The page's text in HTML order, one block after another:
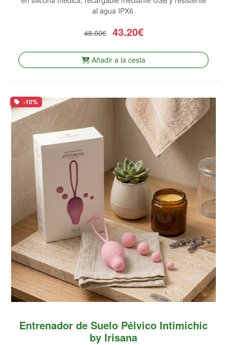
al agua IPX6.
48.00€ 43.20€
Añadir a la cesta
-10%
Entrenador de Suelo Pélvico Intimichic
by Irisana